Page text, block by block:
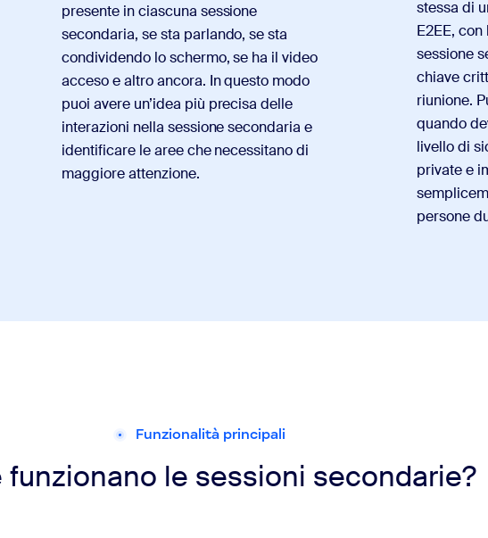
presente in ciascuna sessione
secondaria, se sta parlando, se sta
condividendo lo schermo, se ha il video
acceso e altro ancora. In questo modo
puoi avere un’idea più precisa delle
interazioni nella sessione secondaria e
identificare le aree che necessitano di
maggiore attenzione.
stessa di
E2EE,
sessione
chiave
riunione.
quando
livello di
private e
persone
Funzionalità principali
funzionano le sessioni secondarie?